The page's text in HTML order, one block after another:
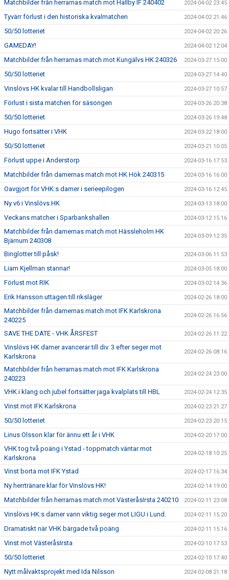
Matchbilder från herrarnas match mot Hallby IF 240402 2024-04-02 23:45
Tyvärr förlust i den historiska kvalmatchen 2024-04-02 21:46
50/50 lotteriet 2024-04-02 20:26
GAMEDAY! 2024-04-02 12:04
Matchbilder från herrarnas match mot Kungälvs HK 240326 2024-03-27 15:00
50/50 lotteriet 2024-03-27 14:40
Vinslövs HK kvalar till Handbollsligan 2024-03-27 10:57
Förlust i sista matchen för säsongen 2024-03-26 20:38
50/50 lotteriet 2024-03-26 19:48
Hugo fortsätter i VHK 2024-03-22 18:00
50/50 lotteriet 2024-03-21 10:05
Förlust uppe i Anderstorp 2024-03-16 17:53
Matchbilder från damernas match mot HK Hök 240315 2024-03-16 16:00
Oavgjort för VHK:s damer i serieepilogen 2024-03-16 12:45
Ny v6 i Vinslövs HK 2024-03-13 18:00
Veckans matcher i Sparbankshallen 2024-03-12 15:16
Matchbilder från damernas match mot Hässleholm HK
Bjärnum 240308
2024-03-09 12:35
Binglotter till påsk! 2024-03-06 11:53
Liam Kjellman stannar! 2024-03-05 18:00
Förlust mot RIK 2024-03-02 14:36
Erik Hansson uttagen till riksläger 2024-02-26 18:00
Matchbilder från damernas match mot IFK Karlskrona
240225
2024-02-26 16:56
SAVE THE DATE - VHK ÅRSFEST 2024-02-26 11:22
Vinslövs HK damer avancerar till div. 3 efter seger mot
Karlskrona
2024-02-26 08:16
Matchbilder från herrarnas match mot IFK Karlskrona
240223
2024-02-24 23:00
VHK i klang och jubel fortsätter jaga kvalplats till HBL 2024-02-24 12:35
Vinst mot IFK Karlskrona 2024-02-23 21:27
50/50 lotteriet 2024-02-23 20:15
Linus Olsson klar för ännu ett år i VHK 2024-02-20 17:00
VHK tog två poäng i Ystad - toppmatch väntar mot
Karlskrona
2024-02-18 10:25
Vinst borta mot IFK Ystad 2024-02-17 16:34
Ny herrtränare klar för Vinslövs HK! 2024-02-14 19:00
Matchbilder från herrarnas match mot VästeråsIrsta 240210 2024-02-11 23:08
Vinslövs HK:s damer vann viktig seger mot LIGU i Lund. 2024-02-11 15:20
Dramatiskt när VHK bärgade två poäng 2024-02-11 15:16
Vinst mot VästeråsIrsta 2024-02-10 17:53
50/50 lotteriet 2024-02-10 17:40
Nytt målvaktsprojekt med Ida Nilsson 2024-02-08 21:18